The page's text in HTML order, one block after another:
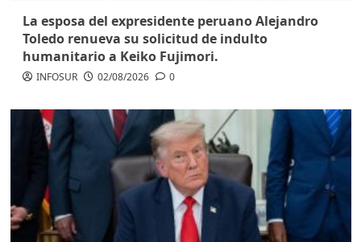
La esposa del expresidente peruano Alejandro
Toledo renueva su solicitud de indulto
humanitario a Keiko Fujimori.
INFOSUR 02/08/2026 0